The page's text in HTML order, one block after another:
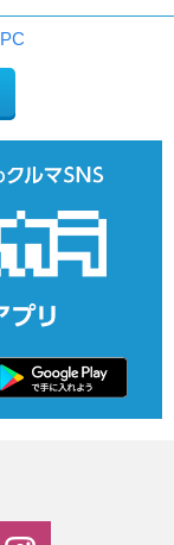
PC